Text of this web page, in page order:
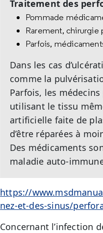
Traitement des
Pommade
Rarement, chirurgie
Parfois,
Dans les cas
comme la
Parfois, les
utilisant le tissu
artificielle faite de
d’être réparées à
Des médicaments
maladie auto-
https://
nez-et-des-sinus/
Concernant l’infection